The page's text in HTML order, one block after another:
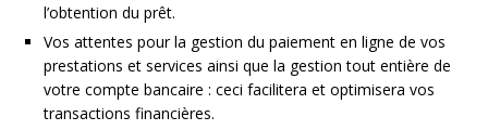
l’obtention du prêt.
Vos attentes pour la gestion du paiement en ligne de vos
prestations et services ainsi que la gestion tout entière de
votre compte bancaire : ceci facilitera et optimisera vos
transactions financières.